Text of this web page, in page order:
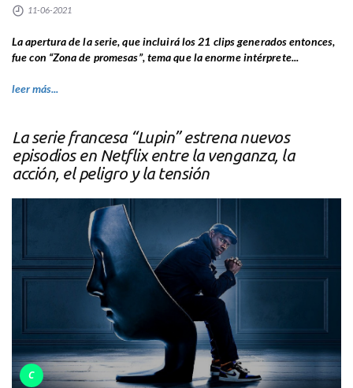
11-06-2021
La apertura de la serie, que incluirá los 21 clips generados entonces,
fue con “Zona de promesas”, tema que la enorme intérprete...
leer más...
La serie francesa “Lupin” estrena nuevos
episodios en Netflix entre la venganza, la
acción, el peligro y la tensión
C